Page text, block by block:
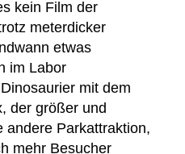
kein Film der
meterdicker
etwas
im Labor
mit dem
der größer und
andere Parkattraktion,
mehr Besucher